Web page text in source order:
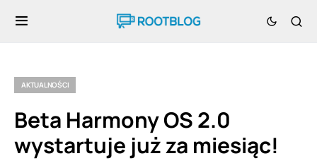
AKTUALNOŚCI
Beta Harmony OS 2.0
wystartuje już za miesiąc!